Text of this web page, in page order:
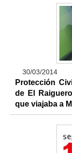
30/03/2014
Protección
de El
que viajaba a